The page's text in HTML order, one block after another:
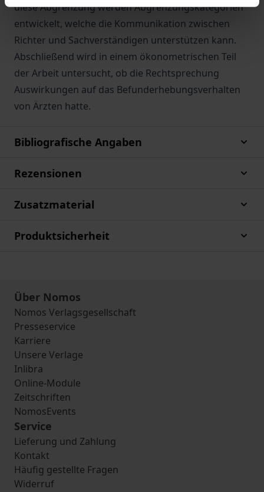
diese Abgrenzung werden Abgrenzungskategorien
entwickelt, welche die Kommunikation zwischen
Richter und Sachverständigen unterstützen kann.
Abschließend wird in einem ökonometrischen Teil
der Arbeit untersucht, ob die Rechtsprechung
Auswirkungen auf das Befunderhebungsverhalten
von Ärzten hatte.
Bibliografische Angaben
Rezensionen
Zusatzmaterial
Produktsicherheit
Über Nomos
Nomos Verlagsgesellschaft
Presseservice
Karriere
Unsere Verlage
Inlibra
Online-Module
Zeitschriften
NomosEvents
Service
Lieferung und Zahlung
Kontakt
Häufig gestellte Fragen
Widerruf